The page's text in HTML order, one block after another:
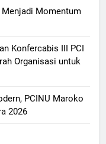
Menjadi Momentum
Konfercabis III PCI
Organisasi untuk
PCINU Maroko
2026